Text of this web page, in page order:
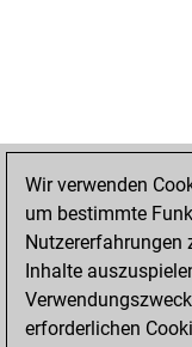
Wir verwenden
um bestimmte
Nutzererfahrungen
Inhalte
erforderlichen